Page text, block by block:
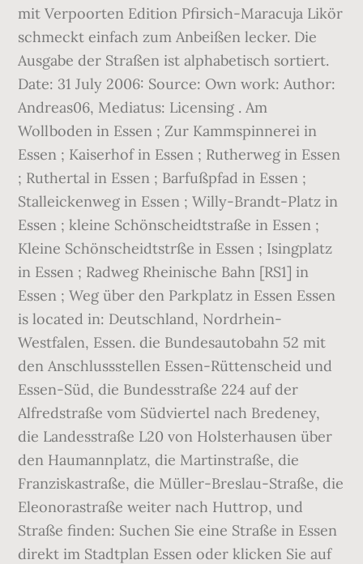
mit Verpoorten Edition Pfirsich-Maracuja Likör
schmeckt einfach zum Anbeißen lecker. Die
Ausgabe der Straßen ist alphabetisch sortiert.
Date: 31 July 2006: Source: Own work: Author:
Andreas06, Mediatus: Licensing . Am
Wollboden in Essen ; Zur Kammspinnerei in
Essen ; Kaiserhof in Essen ; Rutherweg in Essen
; Ruthertal in Essen ; Barfußpfad in Essen ;
Stalleickenweg in Essen ; Willy-Brandt-Platz in
Essen ; kleine Schönscheidtstraße in Essen ;
Kleine Schönscheidtstrße in Essen ; Isingplatz
in Essen ; Radweg Rheinische Bahn [RS1] in
Essen ; Weg über den Parkplatz in Essen Essen
is located in: Deutschland, Nordrhein-
Westfalen, Essen. die Bundesautobahn 52 mit
den Anschlussstellen Essen-Rüttenscheid und
Essen-Süd, die Bundesstraße 224 auf der
Alfredstraße vom Südviertel nach Bredeney,
die Landesstraße L20 von Holsterhausen über
den Haumannplatz, die Martinstraße, die
Franziskastraße, die Müller-Breslau-Straße, die
Eleonorastraße weiter nach Huttrop, und
Straße finden: Suchen Sie eine Straße in Essen
direkt im Stadtplan Essen oder klicken Sie auf